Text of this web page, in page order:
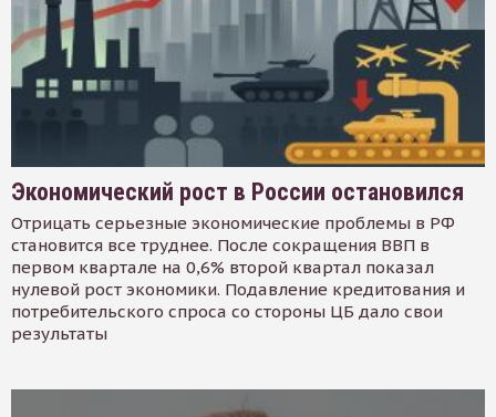
Экономический рост в России остановился
Отрицать серьезные экономические проблемы в РФ
становится все труднее. После сокращения ВВП в
первом квартале на 0,6% второй квартал показал
нулевой рост экономики. Подавление кредитования и
потребительского спроса со стороны ЦБ дало свои
результаты